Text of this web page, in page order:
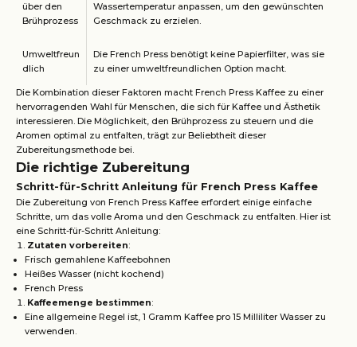
über den
Brühprozess
Wassertemperatur anpassen, um den gewünschten
Geschmack zu erzielen.
Umweltfreun
dlich
Die French Press benötigt keine Papierfilter, was sie
zu einer umweltfreundlichen Option macht.
Die Kombination dieser Faktoren macht French Press Kaffee zu einer
hervorragenden Wahl für Menschen, die sich für Kaffee und Ästhetik
interessieren. Die Möglichkeit, den Brühprozess zu steuern und die
Aromen optimal zu entfalten, trägt zur Beliebtheit dieser
Zubereitungsmethode bei.
Die richtige Zubereitung
Schritt-für-Schritt Anleitung für French Press Kaffee
Die Zubereitung von French Press Kaffee erfordert einige einfache
Schritte, um das volle Aroma und den Geschmack zu entfalten. Hier ist
eine Schritt-für-Schritt Anleitung:
Zutaten vorbereiten:
Frisch gemahlene Kaffeebohnen
Heißes Wasser (nicht kochend)
French Press
Kaffeemenge bestimmen:
Eine allgemeine Regel ist, 1 Gramm Kaffee pro 15 Milliliter Wasser zu
verwenden.